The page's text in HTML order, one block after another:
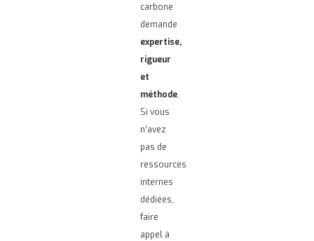
carbone
demande
expertise,
rigueur
et
méthode.
Si vous
n’avez
pas de
ressources
internes
dédiées,
faire
appel à